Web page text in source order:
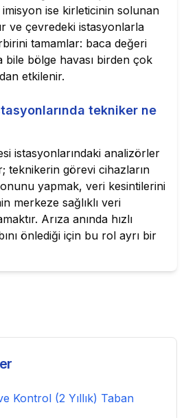
ise kirleticinin solunan
ve çevredeki istasyonlarla
tamamlar: baca değeri
bile bölge havası birden çok
etkilenir.
tekniker ne
istasyonlarındaki analizörler
teknikerin görevi cihazların
yapmak, veri kesintilerini
merkeze sağlıklı veri
Arıza anında hızlı
önlediği için bu rol ayrı bir
Kontrol (2 Yıllık) Taban